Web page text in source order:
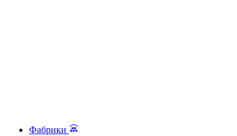
Фабрики